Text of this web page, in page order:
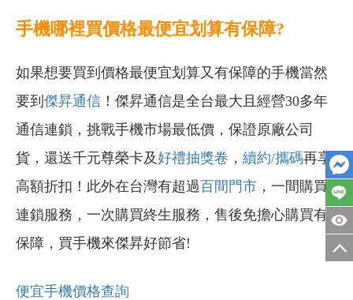
手機哪裡買價格最便宜划算有保障?
如果想要買到價格最便宜划算又有保障的手機當然
要到 傑昇通信 ！傑昇通信是全台最大且經營30多年
通信連鎖，挑戰手機市場最低價，保證原廠公司
貨，還送千元尊榮卡及好禮抽獎卷 ， 續約/攜碼再享
高額折扣！此外在台灣有超過百間門市 ，一間購買
連鎖服務，一次購買終生服務，售後免擔心購買有
保障，買手機來傑昇好節省!
便宜手機價格查詢